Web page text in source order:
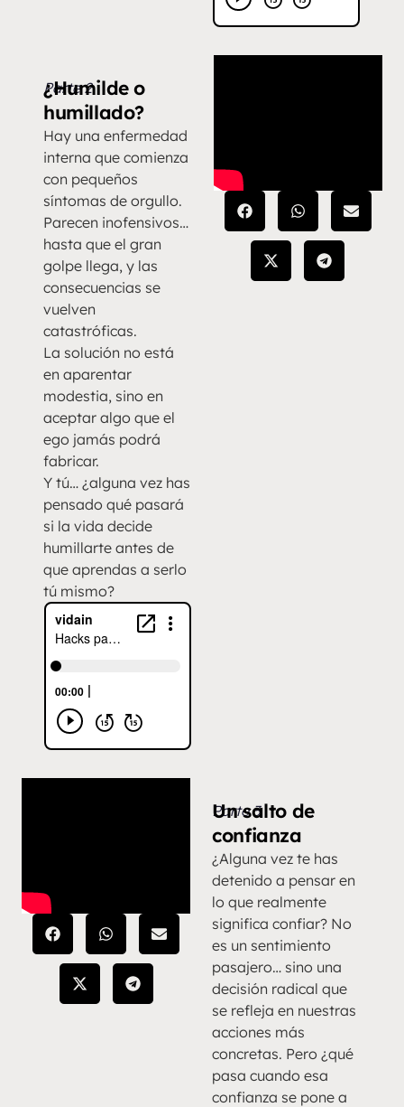
Parte 2
¿Humilde o
humillado?
Hay una enfermedad
interna que comienza
con pequeños
síntomas de orgullo.
Parecen inofensivos…
hasta que el gran
golpe llega, y las
consecuencias se
vuelven
catastróficas.
La solución no está
en aparentar
modestia, sino en
aceptar algo que el
ego jamás podrá
fabricar.
Y tú… ¿alguna vez has
pensado qué pasará
si la vida decide
humillarte antes de
que aprendas a serlo
tú mismo?
Parte 3
Un salto de
confianza
¿Alguna vez te has
detenido a pensar en
lo que realmente
significa confiar? No
es un sentimiento
pasajero… sino una
decisión radical que
se refleja en nuestras
acciones más
concretas. Pero ¿qué
pasa cuando esa
confianza se pone a